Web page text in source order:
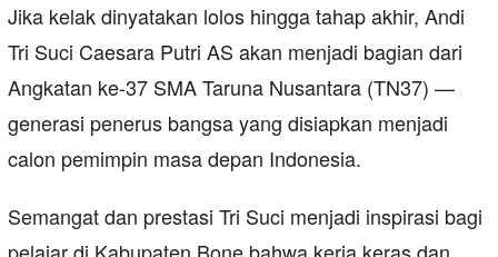
Jika kelak dinyatakan lolos hingga tahap akhir, Andi
Tri Suci Caesara Putri AS akan menjadi bagian dari
Angkatan ke-37 SMA Taruna Nusantara (TN37) —
generasi penerus bangsa yang disiapkan menjadi
calon pemimpin masa depan Indonesia.
Semangat dan prestasi Tri Suci menjadi inspirasi bagi